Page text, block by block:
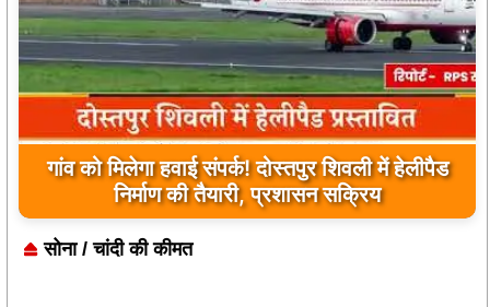
यूपी के बहराइच में बड़ा हादसा, कौड़ियाला नदी में नाव
पलटी, 17 लापता, एक का शव मिला
सोना / चांदी की कीमत